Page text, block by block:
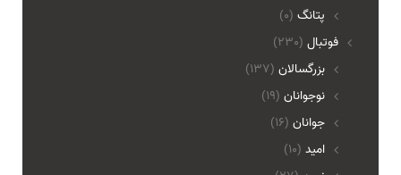
پتانگ (0)
(230) فوتبال
بزرگسالان (137)
نوجوانان (19)
جوانان (16)
امید (10)